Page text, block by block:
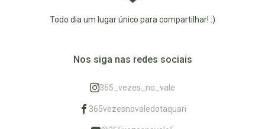
Todo dia um lugar único para compartilhar! :)
Nos siga nas redes sociais
365_vezes_no_vale
365vezesnovaledotaquari